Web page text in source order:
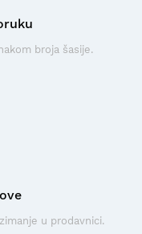
broja šasije.
u prodavnici.